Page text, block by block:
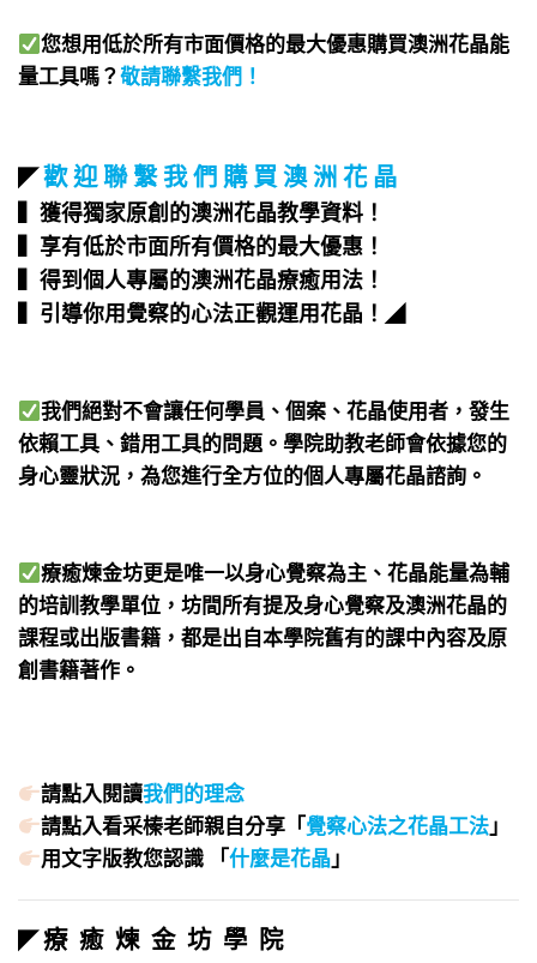
您想用低於所有市面價格的最大優惠購買澳洲花晶能
量工具嗎？敬請聯繫我們 ！
◤歡 迎 聯 繫 我 們 購 買 澳 洲 花 晶
▍獲得獨家原創的澳洲花晶教學資料！
▍享有低於市面所有價格的最大優惠！
▍得到個人專屬的澳洲花晶療癒用法！
▍引導你用覺察的心法正觀運用花晶！ ◢
我們絕對不會讓任何學員、個案、花晶使用者，發生
依賴工具、錯用工具的問題。學院助教老師會依據您的
身心靈狀況，為您進行全方位的個人專屬花晶諮詢。
療癒煉金坊更是唯一以身心覺察為主、花晶能量為輔
的培訓教學單位，坊間所有提及身心覺察及澳洲花晶的
課程或出版書籍，都是出自本學院舊有的課中內容及原
創書籍著作。
請點入閱讀我們的理念
請點入看采榛老師親自分享「覺察心法之花晶工法」
用文字版教您認識 「什麼是花晶」
◤療 癒 煉 金 坊 學 院